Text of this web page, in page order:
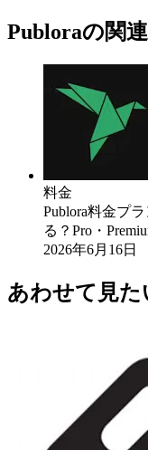
Publoraの関
料金
Publora料金プ
る？Pro・
2026年6月16日
あわせて見た